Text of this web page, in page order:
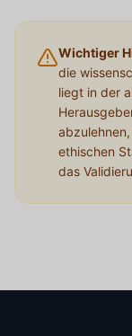
Wichtiger
die
liegt in der
ethischen
das